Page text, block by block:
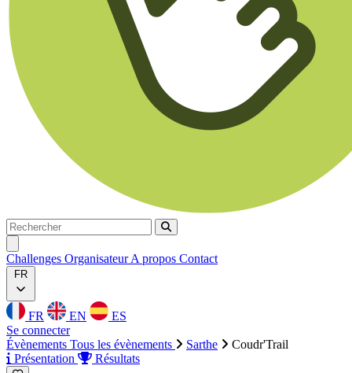
Rechercher
Rechercher
Challenges OrganisateurA propos Contact
FR
FR EN
ES
Se connecter
Évènements Tous les évènements Sarthe
Coudr'Trail
Présentation
Résultats